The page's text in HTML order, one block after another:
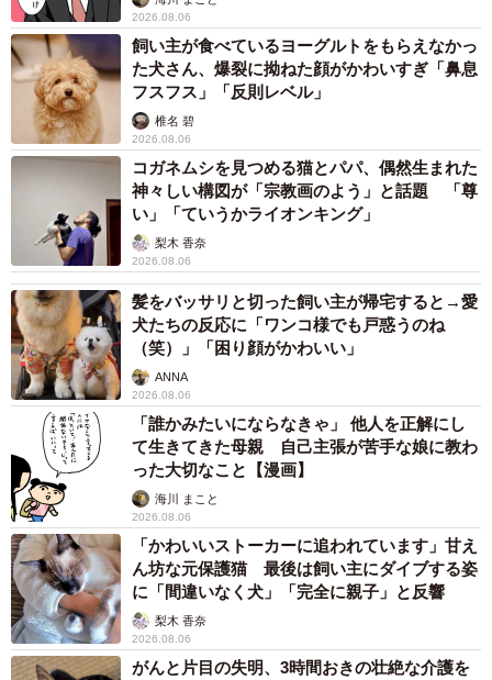
2026.08.06
飼い主が食べているヨーグルトをもらえなかっ
た犬さん、爆裂に拗ねた顔がかわいすぎ「鼻息
フスフス」「反則レベル」
椎名 碧
2026.08.06
コガネムシを見つめる猫とパパ、偶然生まれた
神々しい構図が「宗教画のよう」と話題 「尊
い」「ていうかライオンキング」
梨木 香奈
2026.08.06
髪をバッサリと切った飼い主が帰宅すると→愛
犬たちの反応に「ワンコ様でも戸惑うのね
（笑）」「困り顔がかわいい」
ANNA
2026.08.06
「誰かみたいにならなきゃ」 他人を正解にし
て生きてきた母親 自己主張が苦手な娘に教わ
った大切なこと【漫画】
海川 まこと
2026.08.06
「かわいいストーカーに追われています」甘え
ん坊な元保護猫 最後は飼い主にダイブする姿
に「間違いなく犬」「完全に親子」と反響
梨木 香奈
2026.08.06
がんと片目の失明、3時間おきの壮絶な介護を